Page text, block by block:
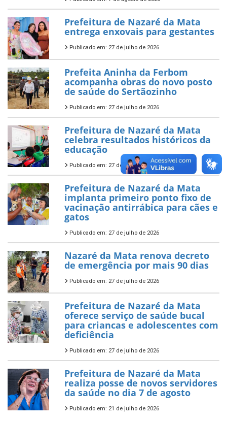
Prefeitura de Nazaré da Mata
entrega enxovais para gestantes
Publicado em: 27 de julho de 2026
Prefeita Aninha da Ferbom
acompanha obras do novo posto
de saúde do Sertãozinho
Publicado em: 27 de julho de 2026
Prefeitura de Nazaré da Mata
celebra resultados históricos da
educação
Publicado em: 27 de julho de 2026
Prefeitura de Nazaré da Mata
implanta primeiro ponto fixo de
vacinação antirrábica para cães e
gatos
Publicado em: 27 de julho de 2026
Nazaré da Mata renova decreto
de emergência por mais 90 dias
Publicado em: 27 de julho de 2026
Prefeitura de Nazaré da Mata
oferece serviço de saúde bucal
para criancas e adolescentes com
deficiência
Publicado em: 27 de julho de 2026
Prefeitura de Nazaré da Mata
realiza posse de novos servidores
da saúde no dia 7 de agosto
Publicado em: 21 de julho de 2026